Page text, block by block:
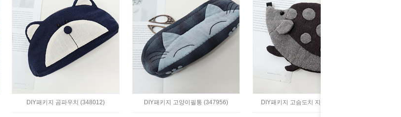
DIY패키지 곰파우치 (348012) DIY패키지 고양이필통 (347956) DIY패키지 고슴도치 지갑 (347608)